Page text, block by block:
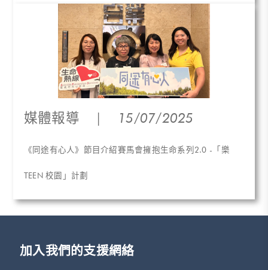
媒體報導 | 15/07/2025
《同途有心人》節目介紹賽馬會擁抱生命系列2.0 -「樂
TEEN 校園」計劃
加入我們的支援網絡